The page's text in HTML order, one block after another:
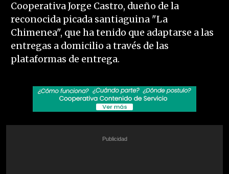
Cooperativa Jorge Castro, dueño de la
reconocida picada santiaguina "La
Chimenea", que ha tenido que adaptarse a las
entregas a domicilio a través de las
plataformas de entrega.